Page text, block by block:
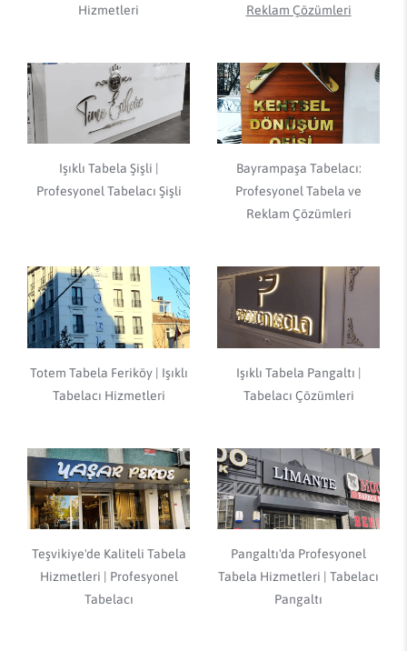
Hizmetleri Reklam Çözümleri
Işıklı Tabela Şişli |
Profesyonel Tabelacı Şişli
Bayrampaşa Tabelacı:
Profesyonel Tabela ve
Reklam Çözümleri
Totem Tabela Feriköy | Işıklı
Tabelacı Hizmetleri
Işıklı Tabela Pangaltı |
Tabelacı Çözümleri
Teşvikiye'de Kaliteli Tabela
Hizmetleri | Profesyonel
Tabelacı
Pangaltı'da Profesyonel
Tabela Hizmetleri | Tabelacı
Pangaltı